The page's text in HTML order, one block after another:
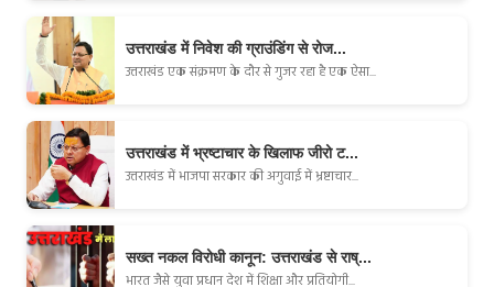
उत्तराखंड में निवेश की ग्राउंडिंग से रोज...
उत्तराखंड एक संक्रमण के दौर से गुजर रहा है एक ऐसा...
उत्तराखंड में भ्रष्टाचार के खिलाफ जीरो ट...
उत्तराखंड में भाजपा सरकार की अगुवाई में भ्रष्टाचार...
सख्त नकल विरोधी कानून: उत्तराखंड से राष्...
भारत जैसे युवा प्रधान देश में शिक्षा और प्रतियोगी...